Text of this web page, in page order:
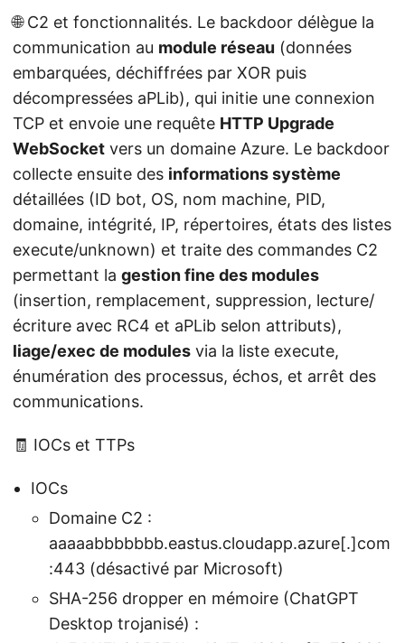
🌐 C2 et fonctionnalités. Le backdoor délègue la
communication au module réseau (données
embarquées, déchiffrées par XOR puis
décompressées aPLib), qui initie une connexion
TCP et envoie une requête HTTP Upgrade
WebSocket vers un domaine Azure. Le backdoor
collecte ensuite des informations système
détaillées (ID bot, OS, nom machine, PID,
domaine, intégrité, IP, répertoires, états des listes
execute/unknown) et traite des commandes C2
permettant la gestion fine des modules
(insertion, remplacement, suppression, lecture/
écriture avec RC4 et aPLib selon attributs),
liage/exec de modules via la liste execute,
énumération des processus, échos, et arrêt des
communications.
🧾 IOCs et TTPs
IOCs
Domaine C2 :
aaaaabbbbbbb.eastus.cloudapp.azure[.]com
:443 (désactivé par Microsoft)
SHA-256 dropper en mémoire (ChatGPT
Desktop trojanisé) :